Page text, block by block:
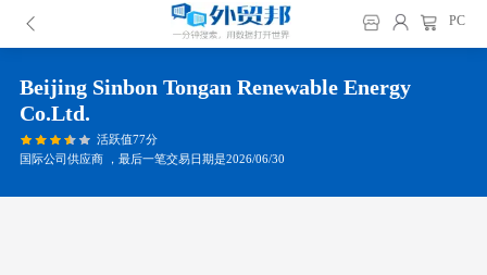
PC
Beijing Sinbon Tongan Renewable Energy
Co.ltd.
活跃值77分
国际公司供应商 ，最后一笔交易日期是2026/06/30